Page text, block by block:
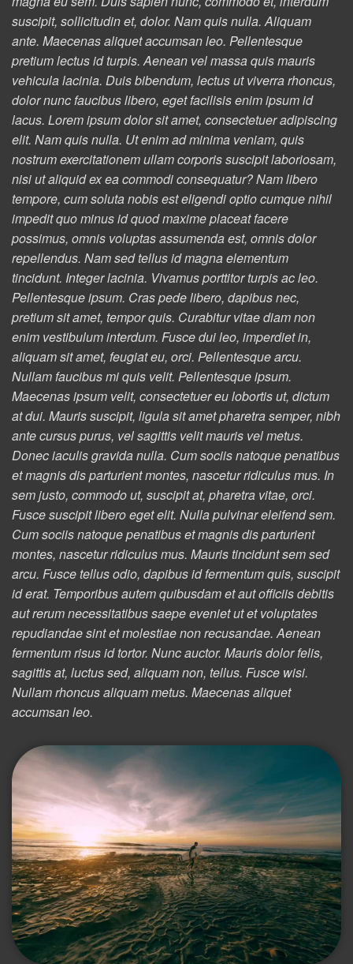
suscipit, sollicitudin et, dolor. Nam quis nulla. Aliquam
ante. Maecenas aliquet accumsan leo. Pellentesque
pretium lectus id turpis. Aenean vel massa quis mauris
vehicula lacinia. Duis bibendum, lectus ut viverra rhoncus,
dolor nunc faucibus libero, eget facilisis enim ipsum id
lacus. Lorem ipsum dolor sit amet, consectetuer adipiscing
elit. Nam quis nulla. Ut enim ad minima veniam, quis
nostrum exercitationem ullam corporis suscipit laboriosam,
nisi ut aliquid ex ea commodi consequatur? Nam libero
tempore, cum soluta nobis est eligendi optio cumque nihil
impedit quo minus id quod maxime placeat facere
possimus, omnis voluptas assumenda est, omnis dolor
repellendus. Nam sed tellus id magna elementum
tincidunt. Integer lacinia. Vivamus porttitor turpis ac leo.
Pellentesque ipsum. Cras pede libero, dapibus nec,
pretium sit amet, tempor quis. Curabitur vitae diam non
enim vestibulum interdum. Fusce dui leo, imperdiet in,
aliquam sit amet, feugiat eu, orci. Pellentesque arcu.
Nullam faucibus mi quis velit. Pellentesque ipsum.
Maecenas ipsum velit, consectetuer eu lobortis ut, dictum
at dui. Mauris suscipit, ligula sit amet pharetra semper, nibh
ante cursus purus, vel sagittis velit mauris vel metus.
Donec iaculis gravida nulla. Cum sociis natoque penatibus
et magnis dis parturient montes, nascetur ridiculus mus. In
sem justo, commodo ut, suscipit at, pharetra vitae, orci.
Fusce suscipit libero eget elit. Nulla pulvinar eleifend sem.
Cum sociis natoque penatibus et magnis dis parturient
montes, nascetur ridiculus mus. Mauris tincidunt sem sed
arcu. Fusce tellus odio, dapibus id fermentum quis, suscipit
id erat. Temporibus autem quibusdam et aut officiis debitis
aut rerum necessitatibus saepe eveniet ut et voluptates
repudiandae sint et molestiae non recusandae. Aenean
fermentum risus id tortor. Nunc auctor. Mauris dolor felis,
sagittis at, luctus sed, aliquam non, tellus. Fusce wisi.
Nullam rhoncus aliquam metus. Maecenas aliquet
accumsan leo.